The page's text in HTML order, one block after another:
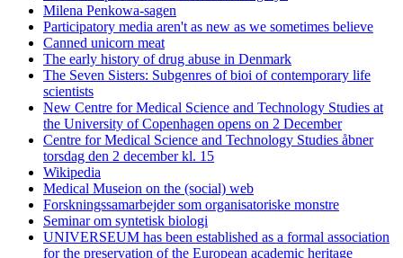
Milena Penkowa-sagen
Participatory media aren't as new as we sometimes believe
Canned unicorn meat
The early history of drug abuse in Denmark
The Seven Sisters: Subgenres of bioi of contemporary life
scientists
New Centre for Medical Science and Technology Studies at
the University of Copenhagen opens on 2 December
Centre for Medical Science and Technology Studies åbner
torsdag den 2 december kl. 15
Wikipedia
Medical Museion on the (social) web
Forskningssamarbejder som organisatoriske monstre
Seminar om syntetisk biologi
UNIVERSEUM has been established as a formal association
for the preservation of the European academic heritage